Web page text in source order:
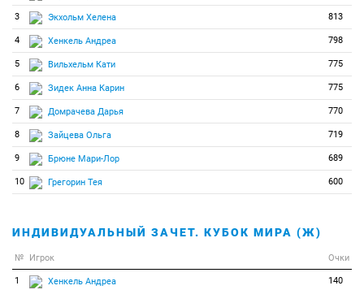
3 Экхольм Хелена 813
4 Хенкель Андреа 798
5 Вильхельм Кати 775
6 Зидек Анна Карин 775
7 Домрачева Дарья 770
8 Зайцева Ольга 719
9 Брюне Мари-Лор 689
10 Грегорин Тея 600
ИНДИВИДУАЛЬНЫЙ ЗАЧЕТ. КУБОК МИРА (Ж)
№ Игрок Очки
1 Хенкель Андреа 140